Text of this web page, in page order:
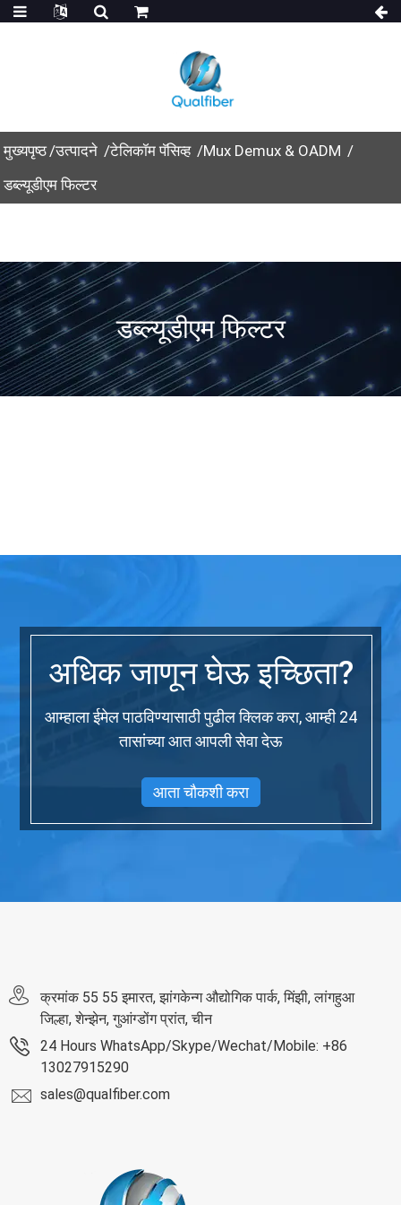
मुख्यपृष्ठ उत्पादने टेलिकॉम पॅसिव्ह
Mux Demux & OADM
डब्ल्यूडीएम फिल्टर
डब्ल्यूडीएम फिल्टर
अधिक जाणून घेऊ इच्छिता?
आम्हाला ईमेल पाठविण्यासाठी पुढील क्लिक करा, आम्ही 24
तासांच्या आत आपली सेवा देऊ
आता चौकशी करा
क्रमांक 55 55 इमारत, झांगकेन्ग औद्योगिक पार्क, मिंझी, लांगहुआ
जिल्हा, शेन्झेन, गुआंग्डोंग प्रांत, चीन
24 Hours WhatsApp/Skype/Wechat/Mobile: +86
13027915290
sales@qualfiber.com